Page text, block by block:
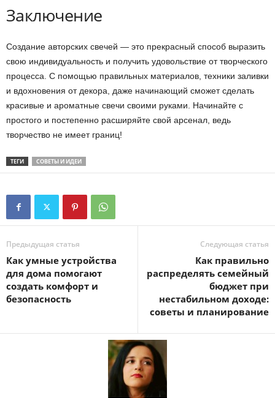
Заключение
Создание авторских свечей — это прекрасный способ выразить
свою индивидуальность и получить удовольствие от творческого
процесса. С помощью правильных материалов, техники заливки
и вдохновения от декора, даже начинающий сможет сделать
красивые и ароматные свечи своими руками. Начинайте с
простого и постепенно расширяйте свой арсенал, ведь
творчество не имеет границ!
ТЕГИ СОВЕТЫ И ИДЕИ
Предыдущая статья
Как умные устройства
для дома помогают
создать комфорт и
безопасность
Следующая статья
Как правильно
распределять семейный
бюджет при
нестабильном доходе:
советы и планирование